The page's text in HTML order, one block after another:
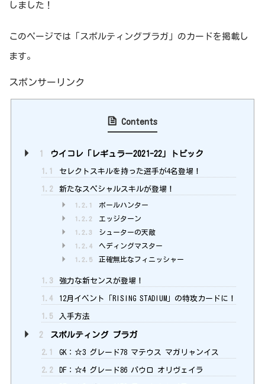
しました！
このページでは「スポルティングブラガ」のカードを掲載し
ます。
スポンサーリンク
Contents
1 ウイコレ「レギュラー2021-22」トピック
1.1 セレクトスキルを持った選手が4名登場！
1.2 新たなスペシャルスキルが登場！
1.2.1 ボールハンター
1.2.2 エッジターン
1.2.3 シューターの天敵
1.2.4 ヘディングマスター
1.2.5 正確無比なフィニッシャー
1.3 強力な新センスが登場！
1.4 12月イベント「RISING STADIUM」の特攻カードに！
1.5 入手方法
2 スポルティング ブラガ
2.1 GK：☆3 グレード78 マテウス マガリャンイス
2.2 DF：☆4 グレード86 パウロ オリヴェイラ